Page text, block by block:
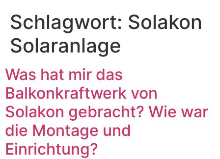
Schlagwort: Solakon
Solaranlage
Was hat mir das
Balkonkraftwerk von
Solakon gebracht? Wie war
die Montage und
Einrichtung?